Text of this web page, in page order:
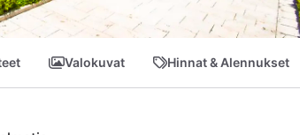
Valokuvat Hinnat & Alennukset